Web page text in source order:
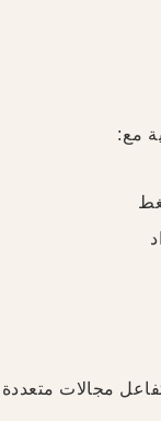
مع:
مجالات